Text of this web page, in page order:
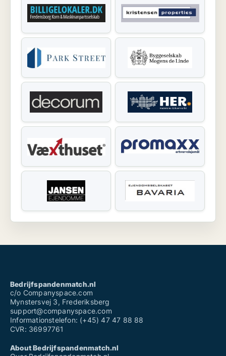
Bedrijfspandenmatch.nl
c/o Companyspace.com
Mynstersvej 3, Frederiksberg
support@companyspace.com
Informationstelefon: (+45) 47 47 88 88
CVR: 36997761
About Bedrijfspandenmatch.nl